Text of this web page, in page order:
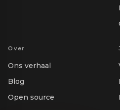
Over
Ons verhaal
Blog
Open source